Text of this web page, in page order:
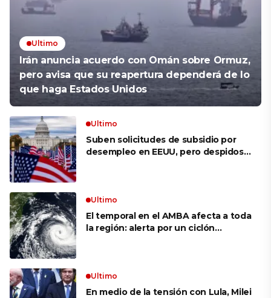
Ultimo
Irán anuncia acuerdo con Omán sobre Ormuz,
pero avisa que su reapertura dependerá de lo
que haga Estados Unidos
Ultimo
Suben solicitudes de subsidio por
desempleo en EEUU, pero despidos
Ultimo
El temporal en el AMBA afecta a toda
la región: alerta por un ciclón
Ultimo
En medio de la tensión con Lula, Milei